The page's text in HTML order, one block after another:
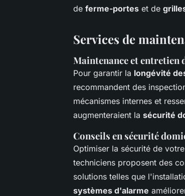
de ferme-portes et de
Services de
Maintenance et entretien
Pour garantir la longévité
recommandent des
mécanismes internes et
augmenteraient la sécurité
Conseils en sécurité
Optimiser la sécurité de
techniciens proposent des
solutions telles que
systèmes d'alarme